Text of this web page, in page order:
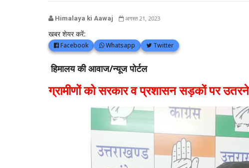
Himalaya ki Aawaj अगस्त 21, 2023
खबर शेयर करें:
Facebook Whatsapp Twitter
हिमालय की आवाज/न्यूज पोर्टल
ग्रामीणों को सरकार व प्रशासन सड़कों पर